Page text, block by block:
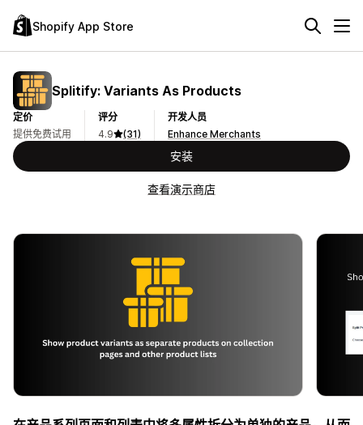
Shopify App Store
Splitify: Variants As Products
定价
提供免费试用
评分
4.9
(31)
开发人员
Enhance Merchants
安装
查看演示商店